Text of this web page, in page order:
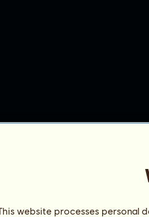
website processes personal